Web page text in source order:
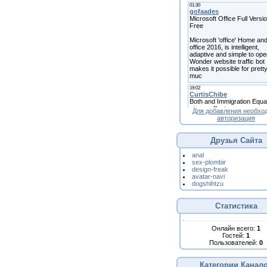
Для добавления
авторизация
Друзья Сайта
anal
sex-plombir
design-freak
avatar-navi
dogshihtzu
Статистика
Онлайн всего: 1
Гостей: 1
Пользователей: 0
Категории